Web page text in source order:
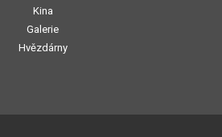
Kina
Galerie
Hvězdárny